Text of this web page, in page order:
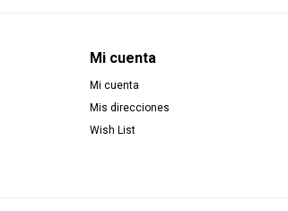
Mi cuenta
Mi cuenta
Mis direcciones
Wish List